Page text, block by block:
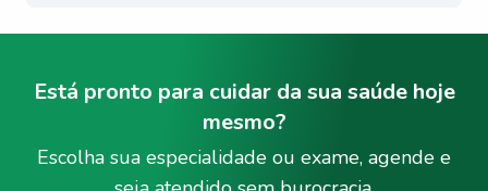
Está pronto para cuidar da sua saúde hoje
mesmo?
Escolha sua especialidade ou exame, agende e